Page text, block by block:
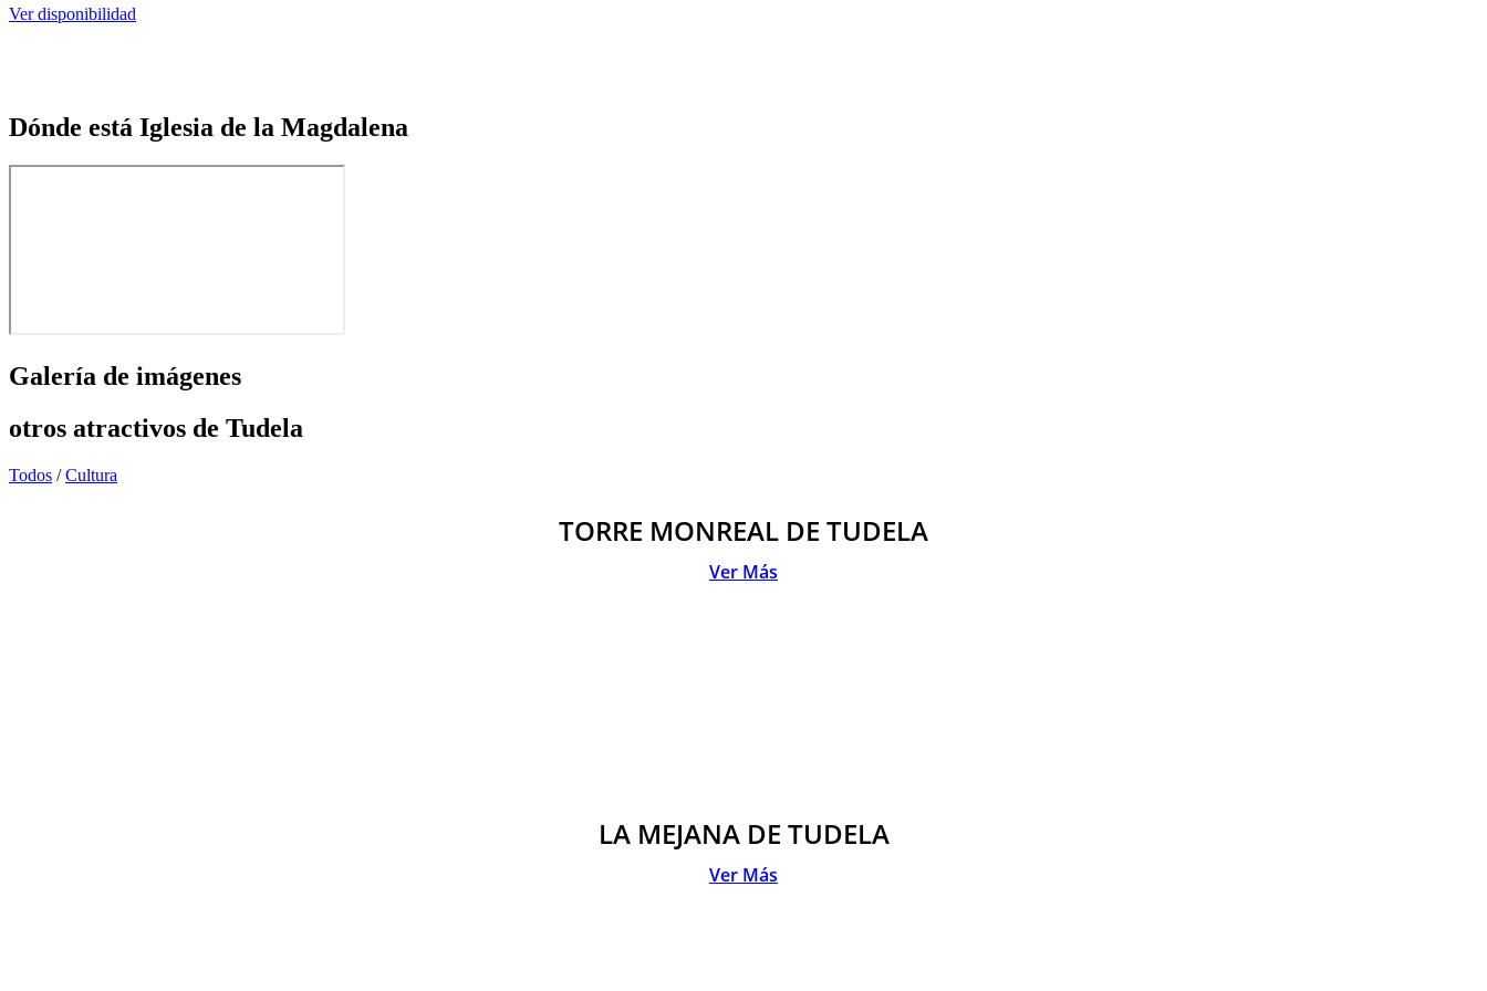
Ver disponibilidad
Dónde está Iglesia de la Magdalena
Galería de imágenes
otros atractivos de Tudela
Todos /Cultura
TORRE MONREAL DE TUDELA
Ver Más
LA MEJANA DE TUDELA
Ver Más